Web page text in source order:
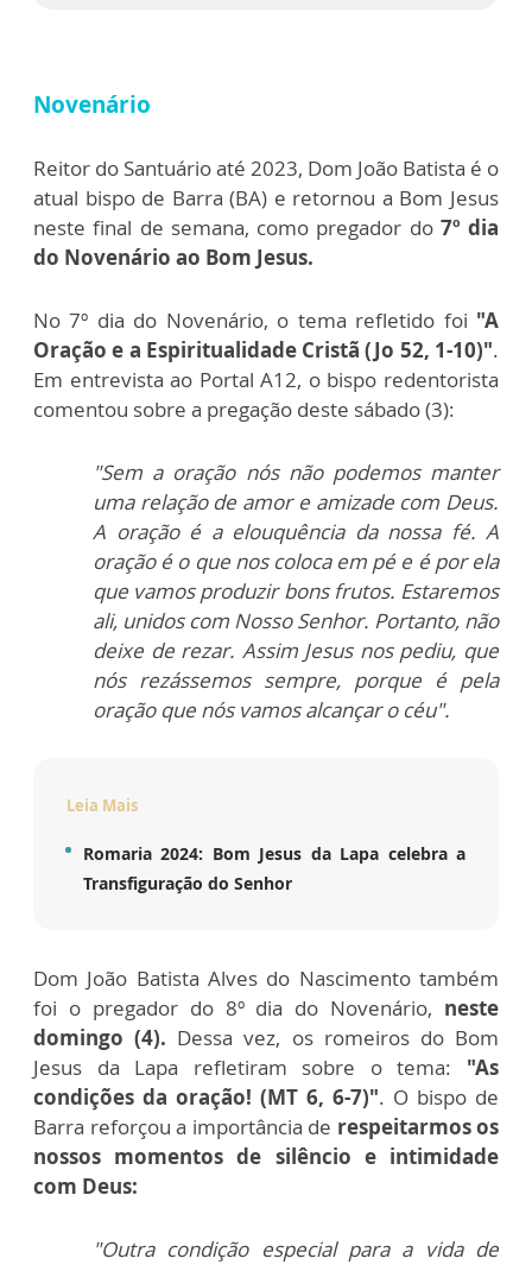
Novenário
Reitor do Santuário até 2023, Dom João Batista é o
atual bispo de Barra (BA) e retornou a Bom Jesus
neste final de semana, como pregador do7º dia
do Novenário ao Bom Jesus.
No 7º dia do Novenário, o tema refletido foi "A
Oração e a Espiritualidade Cristã (Jo 52, 1-10)".
Em entrevista ao Portal A12, o bispo redentorista
comentou sobre a pregação deste sábado (3):
"Sem a oração nós não podemos manter
uma relação de amor e amizade com Deus.
A oração é a elouquência da nossa fé. A
oração é o que nos coloca em pé e é por ela
que vamos produzir bons frutos. Estaremos
ali, unidos com Nosso Senhor. Portanto, não
deixe de rezar. Assim Jesus nos pediu, que
nós rezássemos sempre, porque é pela
oração que nós vamos alcançar o céu".
Leia Mais
Romaria 2024: Bom Jesus da Lapa celebra a
Transfiguração do Senhor
Dom João Batista Alves do Nascimento também
foi o pregador do 8º dia do Novenário, neste
domingo (4). Dessa vez, os romeiros do Bom
Jesus da Lapa refletiram sobre o tema: "As
condições da oração! (MT 6, 6-7)". O bispo de
Barra reforçou a importância de respeitarmos os
nossos momentos de silêncio e intimidade
com Deus:
"Outra condição especial para a vida de